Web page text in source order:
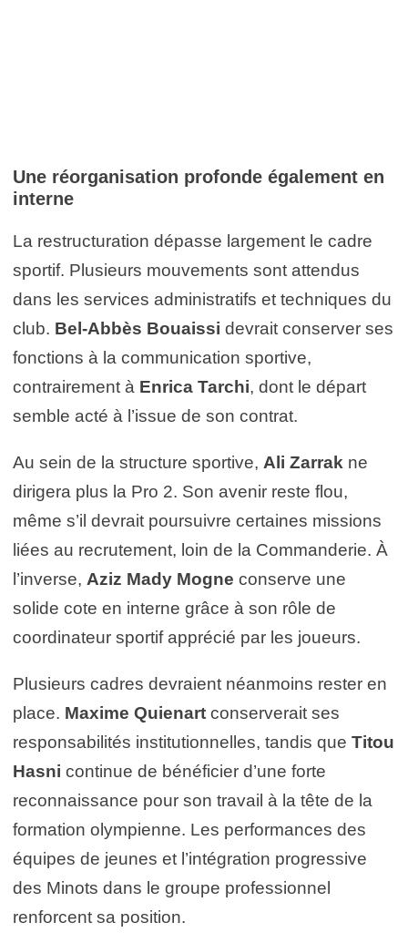
Une réorganisation profonde également en
interne
La restructuration dépasse largement le cadre
sportif. Plusieurs mouvements sont attendus
dans les services administratifs et techniques du
club. Bel-Abbès Bouaissi devrait conserver ses
fonctions à la communication sportive,
contrairement à Enrica Tarchi, dont le départ
semble acté à l’issue de son contrat.
Au sein de la structure sportive, Ali Zarrak ne
dirigera plus la Pro 2. Son avenir reste flou,
même s’il devrait poursuivre certaines missions
liées au recrutement, loin de la Commanderie. À
l’inverse, Aziz Mady Mogne conserve une
solide cote en interne grâce à son rôle de
coordinateur sportif apprécié par les joueurs.
Plusieurs cadres devraient néanmoins rester en
place. Maxime Quienart conserverait ses
responsabilités institutionnelles, tandis que Titou
Hasni continue de bénéficier d’une forte
reconnaissance pour son travail à la tête de la
formation olympienne. Les performances des
équipes de jeunes et l’intégration progressive
des Minots dans le groupe professionnel
renforcent sa position.